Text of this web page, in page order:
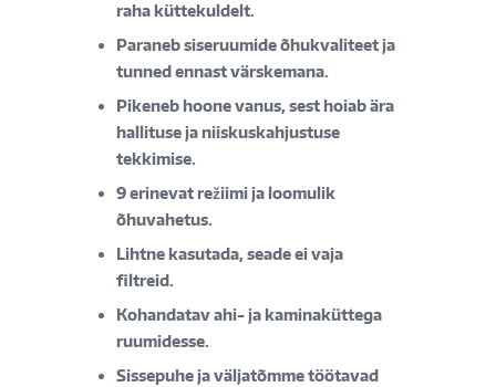
raha küttekuldelt.
Paraneb siseruumide õhukvaliteet ja
tunned ennast värskemana.
Pikeneb hoone vanus, sest hoiab ära
hallituse ja niiskuskahjustuse
tekkimise.
9 erinevat režiimi ja loomulik
õhuvahetus.
Lihtne kasutada, seade ei vaja
filtreid.
Kohandatav ahi- ja kaminaküttega
ruumidesse.
Sissepuhe ja väljatõmme töötavad